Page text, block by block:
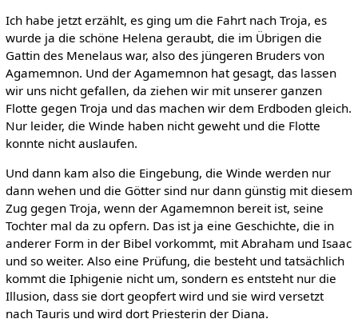
Ich habe jetzt erzählt, es ging um die Fahrt nach Troja, es
wurde ja die schöne Helena geraubt, die im Übrigen die
Gattin des Menelaus war, also des jüngeren Bruders von
Agamemnon. Und der Agamemnon hat gesagt, das lassen
wir uns nicht gefallen, da ziehen wir mit unserer ganzen
Flotte gegen Troja und das machen wir dem Erdboden gleich.
Nur leider, die Winde haben nicht geweht und die Flotte
konnte nicht auslaufen.
Und dann kam also die Eingebung, die Winde werden nur
dann wehen und die Götter sind nur dann günstig mit diesem
Zug gegen Troja, wenn der Agamemnon bereit ist, seine
Tochter mal da zu opfern. Das ist ja eine Geschichte, die in
anderer Form in der Bibel vorkommt, mit Abraham und Isaac
und so weiter. Also eine Prüfung, die besteht und tatsächlich
kommt die Iphigenie nicht um, sondern es entsteht nur die
Illusion, dass sie dort geopfert wird und sie wird versetzt
nach Tauris und wird dort Priesterin der Diana.